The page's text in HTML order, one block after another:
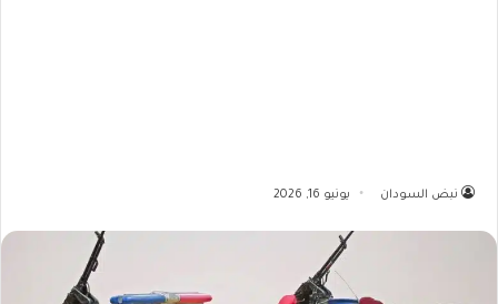
نبض السودان يونيو 16, 2026